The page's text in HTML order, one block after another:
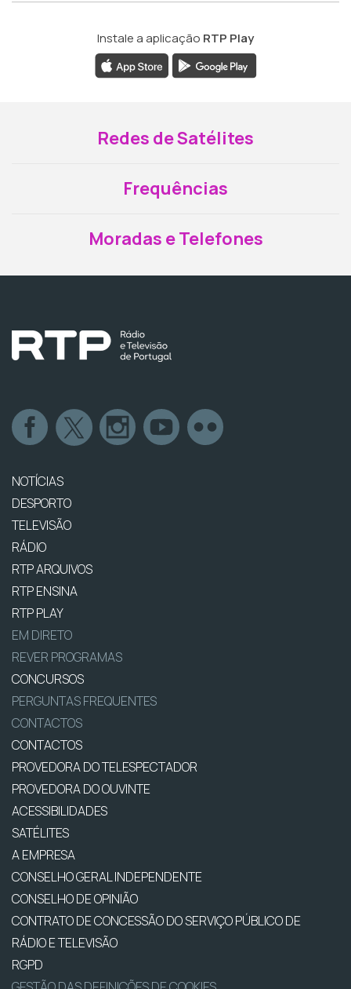
Instale a aplicação RTP Play
Redes de Satélites
Frequências
Moradas e Telefones
NOTÍCIAS
DESPORTO
TELEVISÃO
RÁDIO
RTP ARQUIVOS
RTP ENSINA
RTP PLAY
EM DIRETO
REVER PROGRAMAS
CONCURSOS
PERGUNTAS FREQUENTES
CONTACTOS
CONTACTOS
PROVEDORA DO TELESPECTADOR
PROVEDORA DO OUVINTE
ACESSIBILIDADES
SATÉLITES
A EMPRESA
CONSELHO GERAL INDEPENDENTE
CONSELHO DE OPINIÃO
CONTRATO DE CONCESSÃO DO SERVIÇO PÚBLICO DE
RÁDIO E TELEVISÃO
RGPD